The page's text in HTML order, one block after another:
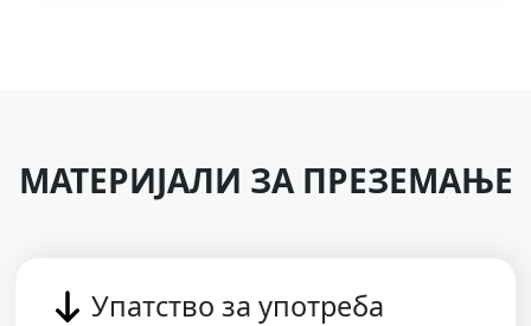
МАТЕРИЈАЛИ ЗА ПРЕЗЕМАЊЕ
Упатство за употреба